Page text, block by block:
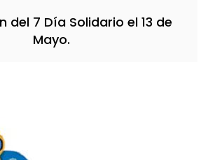
del 7 Día Solidario el 13 de
Mayo.